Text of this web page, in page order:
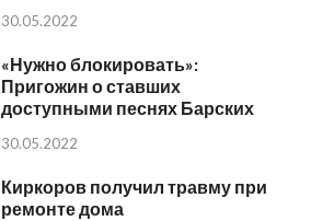
30.05.2022
«Нужно блокировать»:
Пригожин о ставших
доступными песнях Барских
30.05.2022
Киркоров получил травму при
ремонте дома